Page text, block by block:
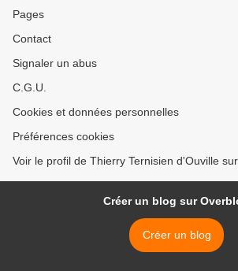
Pages
Contact
Signaler un abus
C.G.U.
Cookies et données personnelles
Préférences cookies
Voir le profil de Thierry Ternisien d'Ouville
Créer un blog sur
Créer un blog